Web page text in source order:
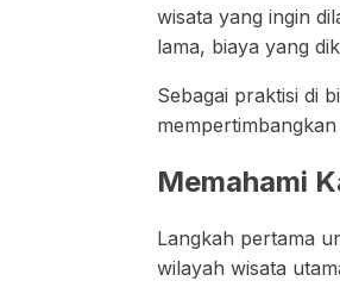
wisata yang ingin
lama, biaya yang
Sebagai praktisi di
Memahami
Langkah pertama
wilayah wisata